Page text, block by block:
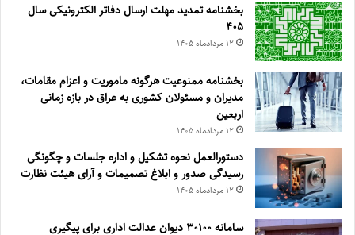
بخشنامه تمدید مهلت ارسال دفاتر الکترونیکی سال
۴۰۵
۱۲ مرداد‌ماه ۱۴۰۵
بخشنامه ممنوعیت هرگونه ماموریت و اعزام مقامات،
مدیران و مسئولان کشوری به عراق در بازه زمانی
اربعین
۱۲ مرداد‌ماه ۱۴۰۵
دستورالعمل نحوه تشکیل و اداره جلسات و چگونگی
رسیدگی صدور و ‏ابلاغ تصمیمات و‎ ‎آرای هیئت نظارت
۱۲ مرداد‌ماه ۱۴۰۵
سامانه ۳۰۱۰۰ دیوان عدالت اداری برای پیگیری